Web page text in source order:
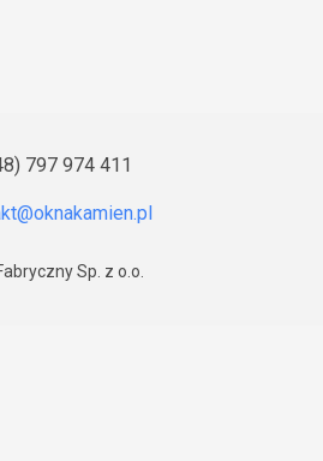
797 974 411
Sp. z o.o.